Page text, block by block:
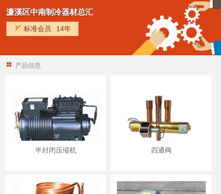
濂溪区中南制冷器材总汇
标准会员 14年
产品信息
半封闭压缩机 四通阀